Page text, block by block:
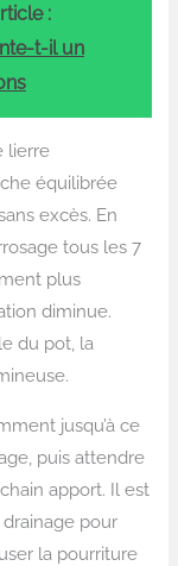
:
t-il un
lierre
équilibrée
excès. En
tous les 7
plus
diminue.
du pot, la
jusqu’à ce
puis attendre
apport. Il est
pour
la pourriture